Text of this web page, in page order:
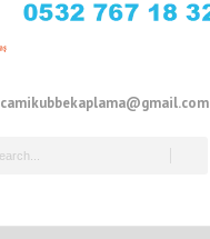
camikubbekaplama@gmail.com